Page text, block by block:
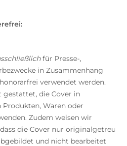
für Presse-,
in Zusammenhang
verwendet werden.
gestattet, die Cover in
Waren oder
Zudem weisen wir
die Cover nur originalgetreu
und nicht bearbeitet